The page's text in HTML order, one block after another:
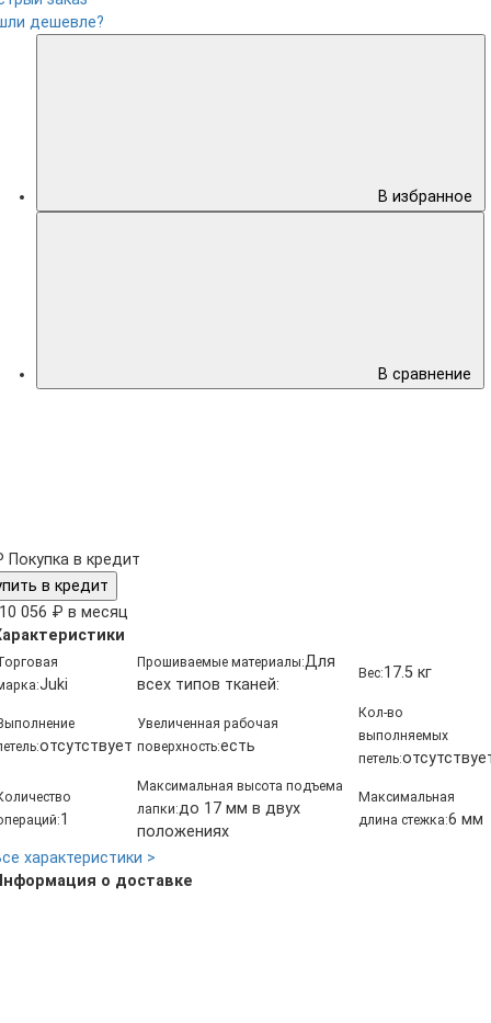
дешевле?
В избранное
В сравнение
Покупка в кредит
в кредит
056 ₽ в месяц
Juki
Прошиваемые материалы:Для
всех типов тканей:
Вес:17.5 кг
отсутствует
Увеличенная рабочая
поверхность:есть
Кол-во
выполняемых
петель:
1
Максимальная высота подъема
лапки:до 17 мм в двух
положениях
Максимальная
длина стежка:6 мм
характеристики >
о доставке